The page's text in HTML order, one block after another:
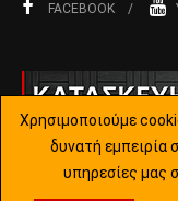
FACEBOOK
Χρησιμοποιούμε
δυνατή εμπειρία
υπηρεσίες μας